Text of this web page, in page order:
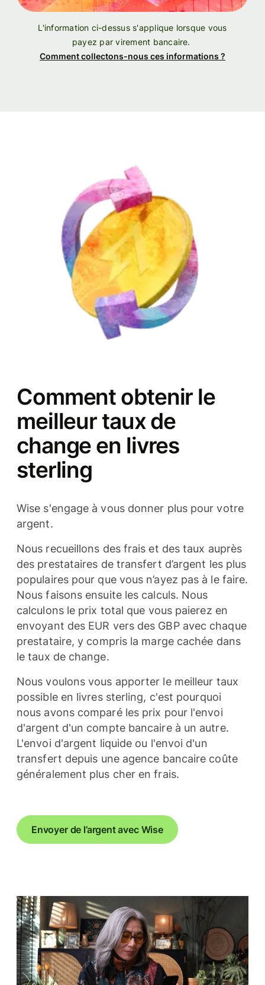
L'information ci-dessus s'applique lorsque vous
payez par virement bancaire.
Comment collectons-nous ces informations ?
Comment obtenir le
meilleur taux de
change en livres
sterling
Wise s'engage à vous donner plus pour votre
argent.
Nous recueillons des frais et des taux auprès
des prestataires de transfert d’argent les plus
populaires pour que vous n’ayez pas à le faire.
Nous faisons ensuite les calculs. Nous
calculons le prix total que vous paierez en
envoyant des EUR vers des GBP avec chaque
prestataire, y compris la marge cachée dans
le taux de change.
Nous voulons vous apporter le meilleur taux
possible en livres sterling, c'est pourquoi
nous avons comparé les prix pour l'envoi
d'argent d'un compte bancaire à un autre.
L'envoi d'argent liquide ou l'envoi d'un
transfert depuis une agence bancaire coûte
généralement plus cher en frais.
Envoyer de l’argent avec Wise